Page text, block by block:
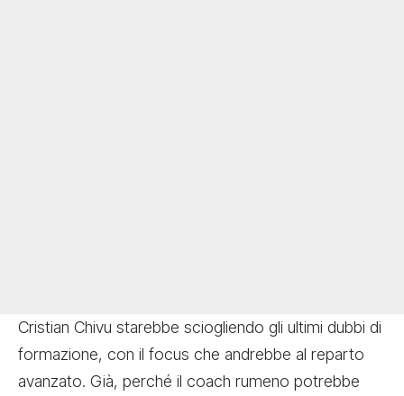
Cristian Chivu starebbe sciogliendo gli ultimi dubbi di
formazione, con il focus che andrebbe al reparto
avanzato. Già, perché il coach rumeno potrebbe